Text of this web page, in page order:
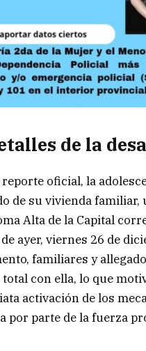
de la
reporte oficial, la
de su vivienda familiar,
Alta de la Capital
ayer, viernes 26 de
familiares y
con ella, lo que
activación de los
por parte de la fuerza